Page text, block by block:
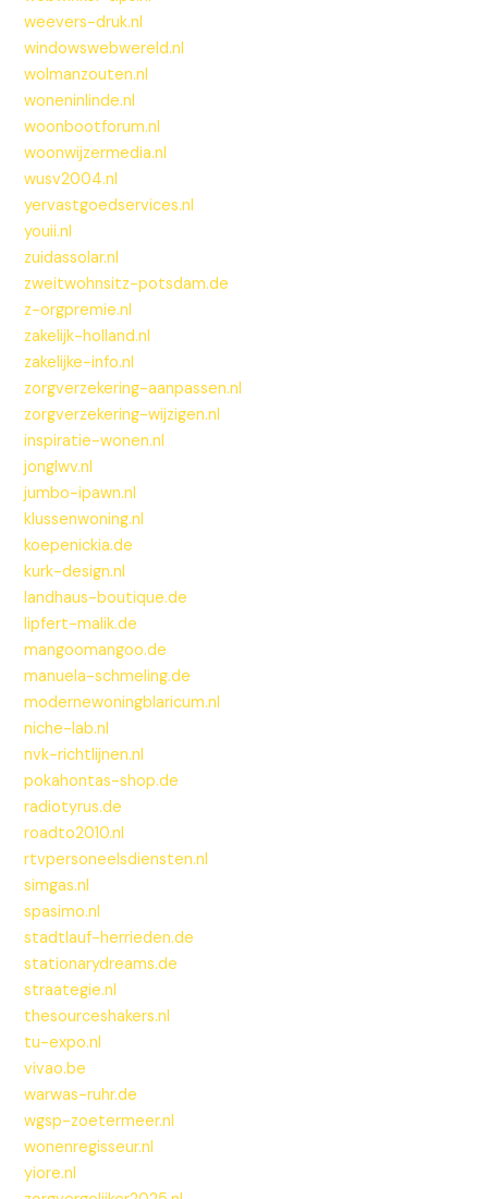
weevers-druk.nl
windowswebwereld.nl
wolmanzouten.nl
woneninlinde.nl
woonbootforum.nl
woonwijzermedia.nl
wusv2004.nl
yervastgoedservices.nl
youii.nl
zuidassolar.nl
zweitwohnsitz-potsdam.de
z-orgpremie.nl
zakelijk-holland.nl
zakelijke-info.nl
zorgverzekering-aanpassen.nl
zorgverzekering-wijzigen.nl
inspiratie-wonen.nl
jonglwv.nl
jumbo-ipawn.nl
klussenwoning.nl
koepenickia.de
kurk-design.nl
landhaus-boutique.de
lipfert-malik.de
mangoomangoo.de
manuela-schmeling.de
modernewoningblaricum.nl
niche-lab.nl
nvk-richtlijnen.nl
pokahontas-shop.de
radiotyrus.de
roadto2010.nl
rtvpersoneelsdiensten.nl
simgas.nl
spasimo.nl
stadtlauf-herrieden.de
stationarydreams.de
straategie.nl
thesourceshakers.nl
tu-expo.nl
vivao.be
warwas-ruhr.de
wgsp-zoetermeer.nl
wonenregisseur.nl
yiore.nl